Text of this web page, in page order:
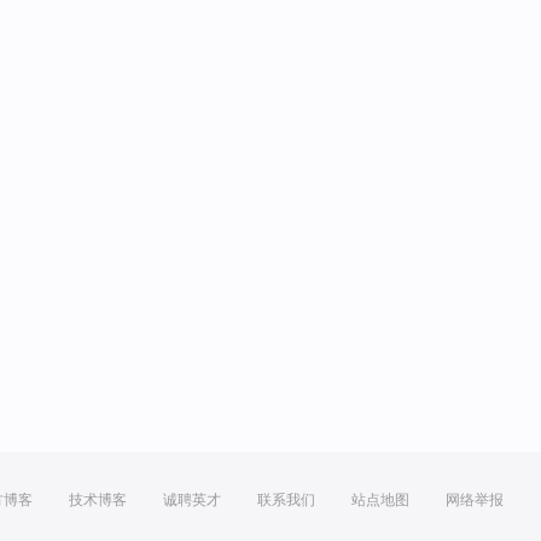
博客 技术博客 诚聘英才 联系我们 站点地图 网络举报